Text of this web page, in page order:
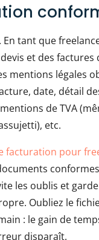
En tant que
et des factures
mentions légales
date, détail
de TVA
etc.
facturation pour
les oublis et
Oubliez le
: le gain de
disparaît.